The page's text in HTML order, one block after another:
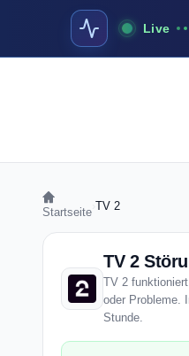
Live
Startseite TV 2
TV 2
TV 2
oder Probleme.
Stunde.